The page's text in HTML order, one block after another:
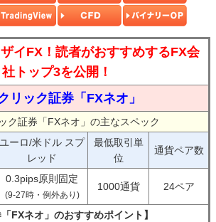
ザイFX！読者がおすすめするFX会
社トップ3を公開！
リック証券「FXネオ」
ク証券「FXネオ」の主なスペック
ユーロ/米ドル スプ
レッド
最低取引単
位
通貨ペア数
0.3pips原則固定
(9-27時・例外あり)
1000通貨 24ペア
FXネオ」のおすすめポイント】